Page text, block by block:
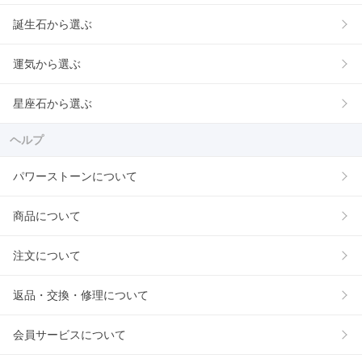
誕生石から選ぶ
運気から選ぶ
星座石から選ぶ
ヘルプ
パワーストーンについて
商品について
注文について
返品・交換・修理について
会員サービスについて